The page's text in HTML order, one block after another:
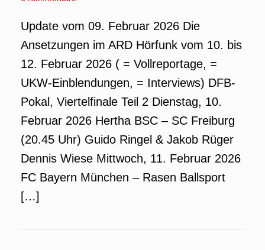
Update vom 09. Februar 2026 Die
Ansetzungen im ARD Hörfunk vom 10. bis
12. Februar 2026 ( = Vollreportage, =
UKW-Einblendungen, = Interviews) DFB-
Pokal, Viertelfinale Teil 2 Dienstag, 10.
Februar 2026 Hertha BSC – SC Freiburg
(20.45 Uhr) Guido Ringel & Jakob Rüger
Dennis Wiese Mittwoch, 11. Februar 2026
FC Bayern München – Rasen Ballsport
[…]